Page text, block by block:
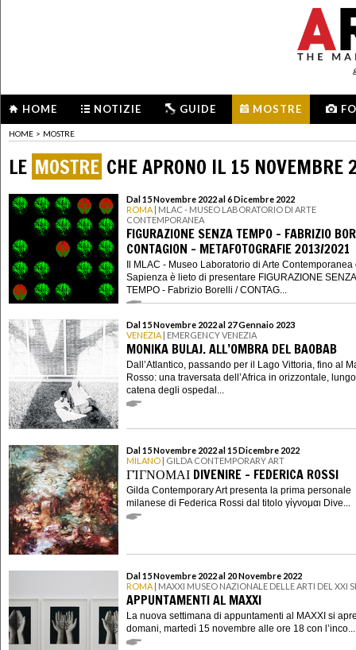
HOME NOTIZIE GUIDE MOSTRE
HOME > MOSTRE
LE MOSTRE CHE APRONO IL 15 NOVEMBRE
Dal 15 Novembre 2022 al 6 Dicembre 2022
ROMA | MLAC - MUSEO LABORATORIO DI ARTE
CONTEMPORANEA
FIGURAZIONE SENZA TEMPO - FABRIZIO
CONTAGION - METAFOTOGRAFIE 2013/2021
Il MLAC - Museo Laboratorio di Arte Contemporanea
Sapienza è lieto di presentare FIGURAZIONE SENZA
TEMPO - Fabrizio Borelli / CONTAG...
Dal 15 Novembre 2022 al 27 Gennaio 2023
VENEZIA | EMERGENCY VENEZIA
MONIKA BULAJ. ALL’OMBRA DEL BAOBAB
Dall’Atlantico, passando per il Lago Vittoria, fino al
Rosso: una traversata dell’Africa in orizzontale,
catena degli ospedal...
Dal 15 Novembre 2022 al 15 Dicembre 2022
MILANO | GILDA CONTEMPORARY ART
ΓΊΓΝΟΜΑΙ DIVENIRE – FEDERICA ROSSI
Gilda Contemporary Art presenta la prima personale
milanese di Federica Rossi dal titolo γίγνομαι Dive...
Dal 15 Novembre 2022 al 20 Novembre 2022
ROMA | MAXXI MUSEO NAZIONALE DELLE ARTI DEL XXI
APPUNTAMENTI AL MAXXI
La nuova settimana di appuntamenti al MAXXI si
domani, martedì 15 novembre alle ore 18 con l’inco...